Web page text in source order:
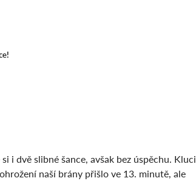
i dvě slibné šance, avšak bez úspěchu. Kluci
naší brány přišlo ve 13. minutě, ale